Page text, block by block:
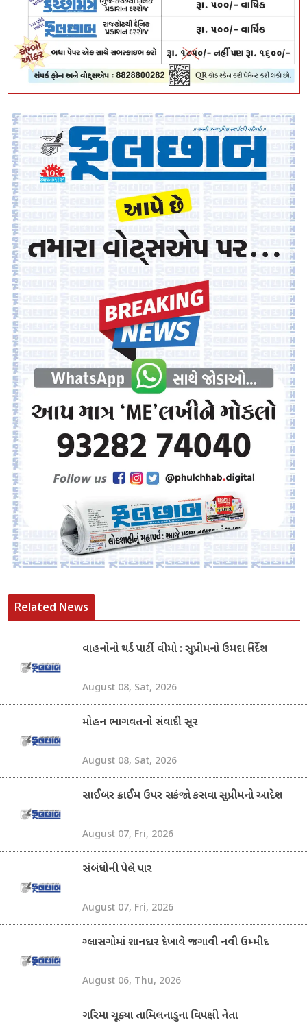
Related News
વાહનોનો થર્ડ પાર્ટી વીમો : સુપ્રીમનો ઉમદા નિર્દેશ
August 08, Sat, 2026
મોહન ભાગવતનો સંવાદી સૂર
August 08, Sat, 2026
સાઈબર ક્રાઈમ ઉપર સકંજો કસવા સુપ્રીમનો આદેશ
August 07, Fri, 2026
સંબંધોની પેલે પાર
August 07, Fri, 2026
ગ્લાસગોમાં શાનદાર દેખાવે જગાવી નવી ઉમ્મીદ
August 06, Thu, 2026
ગરિમા ચૂક્યા તામિલનાડુના વિપક્ષી નેતા